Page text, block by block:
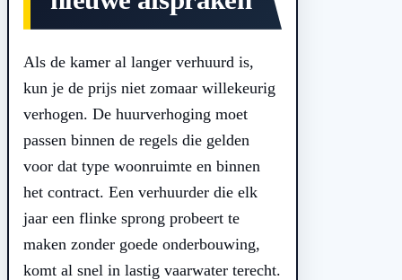
Als de kamer al langer verhuurd is,
kun je de prijs niet zomaar willekeurig
verhogen. De huurverhoging moet
passen binnen de regels die gelden
voor dat type woonruimte en binnen
het contract. Een verhuurder die elk
jaar een flinke sprong probeert te
maken zonder goede onderbouwing,
komt al snel in lastig vaarwater terecht.